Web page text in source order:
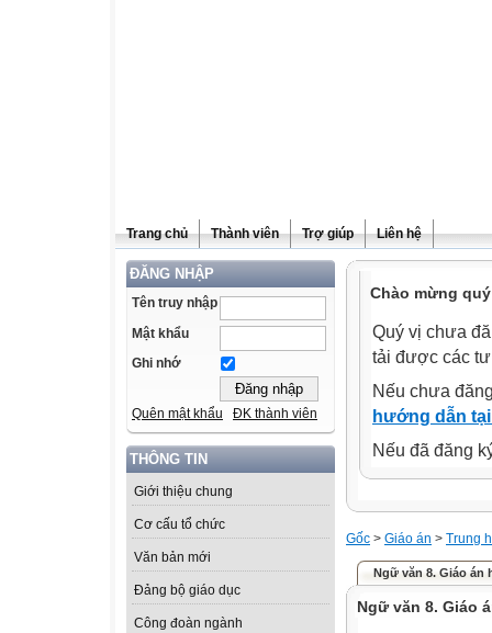
Trang chủ Thành viên Trợ giúp Liên hệ
ĐĂNG NHẬP
Tên truy nhập
Mật khẩu
Ghi nhớ
Quên mật khẩu ĐK thành viên
THÔNG TIN
Giới thiệu chung
Cơ cấu tổ chức
Văn bản mới
Đảng bộ giáo dục
Công đoàn ngành
Chào mừng
Quý vị chưa
tải được các
Nếu chưa
hướng dẫn
Nếu đã đăng
Gốc > Giáo án > Trung
Ngữ văn 8. Giáo án
Ngữ văn 8. Giáo